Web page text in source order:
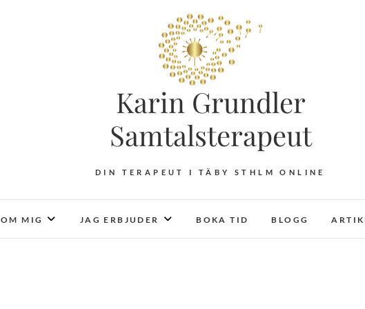
Karin Grundler
Samtalsterapeut
DIN TERAPEUT I TÄBY STHLM ONLINE
OM MIG JAG ERBJUDER BOKA TID BLOGG